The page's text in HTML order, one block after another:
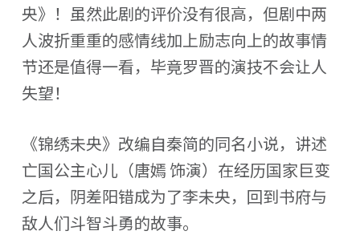
央》！虽然此剧的评价没有很高，但剧中两
人波折重重的感情线加上励志向上的故事情
节还是值得一看，毕竟罗晋的演技不会让人
失望！
《锦绣未央》改编自秦简的同名小说，讲述
亡国公主心儿（唐嫣 饰演）在经历国家巨变
之后，阴差阳错成为了李未央，回到书府与
敌人们斗智斗勇的故事。